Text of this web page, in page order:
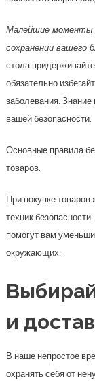
Малейшие моменты
сохранении вашего
стола
обязательно
заболевания.
вашей безопасности.
Основные правила
товаров.
При покупке
техник
помогут вам
окружающих.
и
В наше непростое
охранять себя от